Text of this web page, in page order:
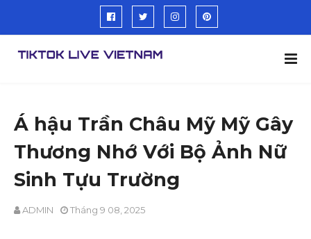
Á hậu Trần Châu Mỹ Mỹ Gây
Thương Nhớ Với Bộ Ảnh Nữ
Sinh Tựu Trường
ADMIN Tháng 9 08, 2025